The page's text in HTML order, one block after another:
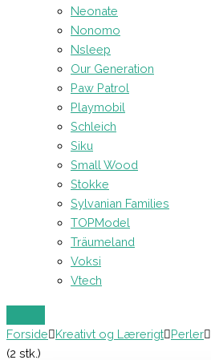
Neonate
Nonomo
Nsleep
Our Generation
Paw Patrol
Playmobil
Schleich
Siku
Small Wood
Stokke
Sylvanian Families
TOPModel
Träumeland
Voksi
Vtech
Forside Kreativt og Lærerigt Perler
(2 stk.)